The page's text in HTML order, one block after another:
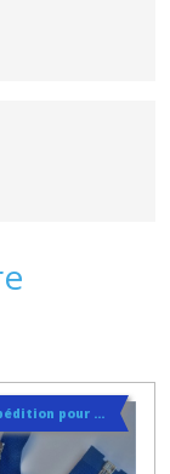
Voir Info Expédition pour Régler les Frais de Port au Meilleur Prix , En haut d'ecran à Droite